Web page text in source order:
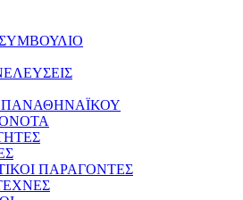
ΠΑΝΑΘΗΝΑΪΚΟΥ
ΠΑΡΑΓΟΝΤΕΣ